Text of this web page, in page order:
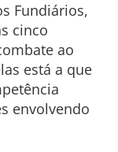
Fundiários,
cinco
ao
está a que
envolvendo